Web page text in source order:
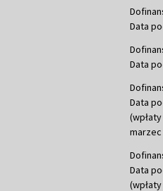
Data
Data
Data
marzec
Data